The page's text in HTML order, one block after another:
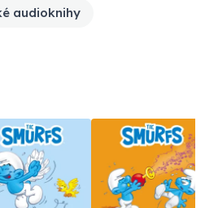
audioknihy